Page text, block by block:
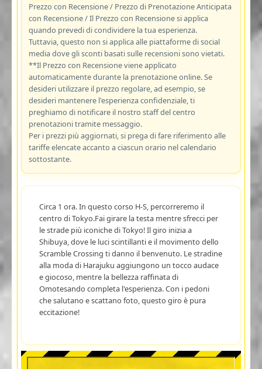
Prezzo con Recensione / Prezzo di Prenotazione Anticipata
con Recensione / Il Prezzo con Recensione si applica
quando prevedi di condividere la tua esperienza.
Tuttavia, questo non si applica alle piattaforme di social
media dove gli sconti basati sulle recensioni sono vietati.
**Il Prezzo con Recensione viene applicato
automaticamente durante la prenotazione online. Se
desideri utilizzare il prezzo regolare, ad esempio, se
desideri mantenere l'esperienza confidenziale, ti
preghiamo di notificare il nostro staff del centro
prenotazioni tramite messaggio.
Per i prezzi più aggiornati, si prega di fare riferimento alle
tariffe elencate accanto a ciascun orario nel calendario
sottostante.
Circa 1 ora. In questo corso H-S, percorreremo il
centro di Tokyo.Fai girare la testa mentre sfrecci per
le strade più iconiche di Tokyo! Il giro inizia a
Shibuya, dove le luci scintillanti e il movimento dello
Scramble Crossing ti danno il benvenuto. Le stradine
alla moda di Harajuku aggiungono un tocco audace
e giocoso, mentre la bellezza raffinata di
Omotesando completa l'esperienza. Con i pedoni
che salutano e scattano foto, questo giro è pura
eccitazione!